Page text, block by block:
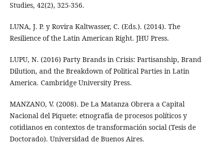
Studies, 42(2), 325-356.
LUNA, J. P. y Rovira Kaltwasser, C. (Eds.). (2014). The
Resilience of the Latin American Right. JHU Press.
LUPU, N. (2016) Party Brands in Crisis: Partisanship, Brand
Dilution, and the Breakdown of Political Parties in Latin
America. Cambridge University Press.
MANZANO, V. (2008). De La Matanza Obrera a Capital
Nacional del Piquete: etnografía de procesos políticos y
cotidianos en contextos de transformación social (Tesis de
Doctorado). Universidad de Buenos Aires.